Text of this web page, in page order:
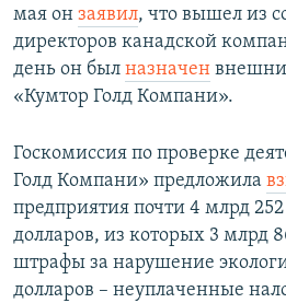
мая он заявил, что вышел из
директоров канадской
день он был назначен
«Кумтор Голд Компани».
Госкомиссия по проверке
Голд Компани» предложила
предприятия почти 4 млрд
долларов, из которых 3 млрд
штрафы за нарушение
долларов – неуплаченные